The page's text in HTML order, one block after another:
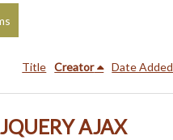
Title Creator Date Added
AJAX